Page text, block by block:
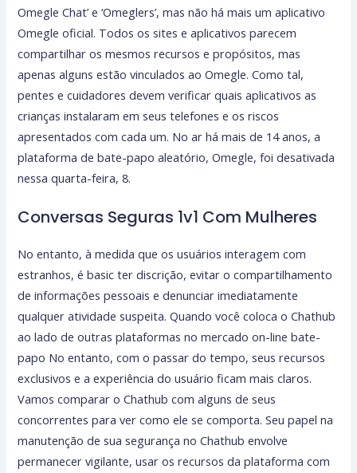
Omegle Chat’ e ‘Omeglers’, mas não há mais um aplicativo
Omegle oficial. Todos os sites e aplicativos parecem
compartilhar os mesmos recursos e propósitos, mas
apenas alguns estão vinculados ao Omegle. Como tal,
pentes e cuidadores devem verificar quais aplicativos as
crianças instalaram em seus telefones e os riscos
apresentados com cada um. No ar há mais de 14 anos, a
plataforma de bate-papo aleatório, Omegle, foi desativada
nessa quarta-feira, 8.
Conversas Seguras 1v1 Com Mulheres
No entanto, à medida que os usuários interagem com
estranhos, é basic ter discrição, evitar o compartilhamento
de informações pessoais e denunciar imediatamente
qualquer atividade suspeita. Quando você coloca o Chathub
ao lado de outras plataformas no mercado on-line bate-
papo No entanto, com o passar do tempo, seus recursos
exclusivos e a experiência do usuário ficam mais claros.
Vamos comparar o Chathub com alguns de seus
concorrentes para ver como ele se comporta. Seu papel na
manutenção de sua segurança no Chathub envolve
permanecer vigilante, usar os recursos da plataforma com